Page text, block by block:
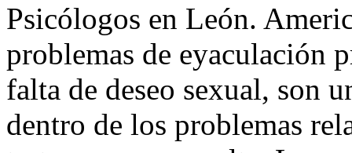
Psicólogos en León.
problemas de eyaculación
falta de deseo sexual, son
dentro de los problemas